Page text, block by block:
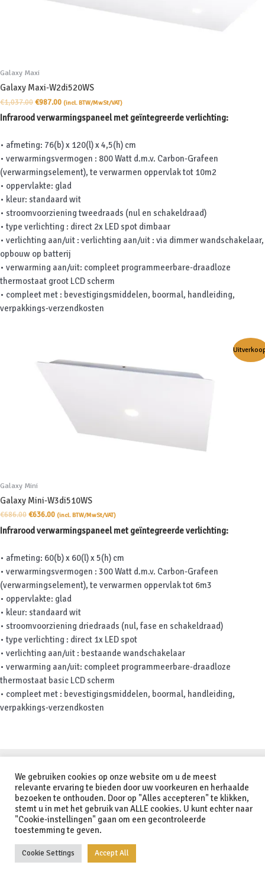
Galaxy Maxi
Galaxy Maxi-W2di520WS
€1,037.00Oorspronkelijke
prijs
was:
€987.00Huidige
prijs
is:
(incl. BTW/MwSt/VAT)
Infrarood verwarmingspaneel met geïntegreerde verlichting:
• afmeting: 76(b) x 120(l) x 4,5(h) cm
• verwarmingsvermogen : 800 Watt d.m.v. Carbon-Grafeen
(verwarmingselement), te verwarmen oppervlak tot 10m2
• oppervlakte: glad
• kleur: standaard wit
• stroomvoorziening tweedraads (nul en schakeldraad)
• type verlichting : direct 2x LED spot dimbaar
• verlichting aan/uit : verlichting aan/uit : via dimmer wandschakelaar,
opbouw op batterij
• verwarming aan/uit: compleet programmeerbare-draadloze
thermostaat groot LCD scherm
• compleet met : bevestigingsmiddelen, boormal, handleiding,
verpakkings-verzendkosten
Galaxy Mini
Galaxy Mini-W3di510WS
€686.00Oorspronkelijke
prijs
was:
€636.00Huidige
is:
(incl. BTW/MwSt/VAT)
Infrarood verwarmingspaneel met geïntegreerde verlichting:
• afmeting: 60(b) x 60(l) x 5(h) cm
• verwarmingsvermogen : 300 Watt d.m.v. Carbon-Grafeen
(verwarmingselement), te verwarmen oppervlak tot 6m3
• oppervlakte: glad
• kleur: standaard wit
• stroomvoorziening driedraads (nul, fase en schakeldraad)
• type verlichting : direct 1x LED spot
• verlichting aan/uit : bestaande wandschakelaar
• verwarming aan/uit: compleet programmeerbare-draadloze
thermostaat basic LCD scherm
• compleet met : bevestigingsmiddelen, boormal, handleiding,
verpakkings-verzendkosten
Astra WordPress thema
We gebruiken cookies op onze website om u de meest
relevante ervaring te bieden door uw voorkeuren en herhaalde
bezoeken te onthouden. Door op "Alles accepteren" te klikken,
stemt u in met het gebruik van ALLE cookies. U kunt echter naar
"Cookie-instellingen" gaan om een gecontroleerde
toestemming te geven.
Cookie Settings Accept All
Nederlands Deutsch (Duits) English